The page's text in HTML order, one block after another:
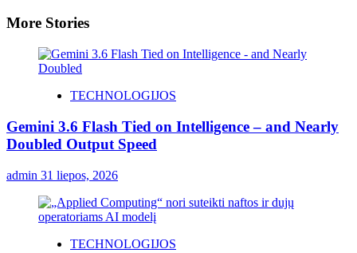
More Stories
TECHNOLOGIJOS
Gemini 3.6 Flash Tied on Intelligence – and Nearly
Doubled Output Speed
admin 31 liepos, 2026
TECHNOLOGIJOS